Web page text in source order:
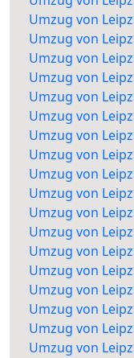
Umzug von
Umzug von
Umzug von
Umzug von
Umzug von
Umzug von
Umzug von
Umzug von
Umzug von
Umzug von
Umzug von
Umzug von
Umzug von
Umzug von
Umzug von
Umzug von
Umzug von
Umzug von